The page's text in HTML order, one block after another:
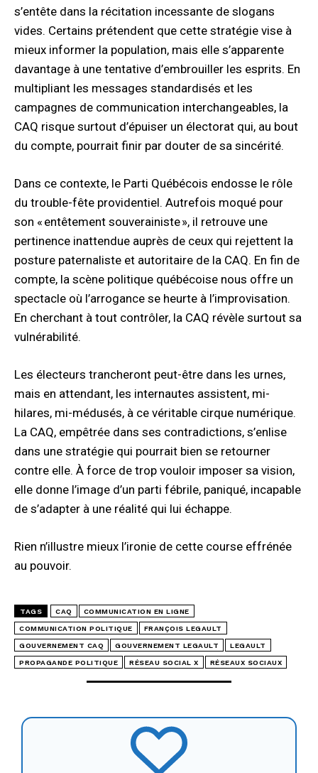
s’entête dans la récitation incessante de slogans
vides. Certains prétendent que cette stratégie vise à
mieux informer la population, mais elle s’apparente
davantage à une tentative d’embrouiller les esprits. En
multipliant les messages standardisés et les
campagnes de communication interchangeables, la
CAQ risque surtout d’épuiser un électorat qui, au bout
du compte, pourrait finir par douter de sa sincérité.
Dans ce contexte, le Parti Québécois endosse le rôle
du trouble-fête providentiel. Autrefois moqué pour
son « entêtement souverainiste », il retrouve une
pertinence inattendue auprès de ceux qui rejettent la
posture paternaliste et autoritaire de la CAQ. En fin de
compte, la scène politique québécoise nous offre un
spectacle où l’arrogance se heurte à l’improvisation.
En cherchant à tout contrôler, la CAQ révèle surtout sa
vulnérabilité.
Les électeurs trancheront peut-être dans les urnes,
mais en attendant, les internautes assistent, mi-
hilares, mi-médusés, à ce véritable cirque numérique.
La CAQ, empêtrée dans ses contradictions, s’enlise
dans une stratégie qui pourrait bien se retourner
contre elle. À force de trop vouloir imposer sa vision,
elle donne l’image d’un parti fébrile, paniqué, incapable
de s’adapter à une réalité qui lui échappe.
Rien n’illustre mieux l’ironie de cette course effrénée
au pouvoir.
TAGS CAQ COMMUNICATION EN LIGNE
COMMUNICATION POLITIQUE FRANÇOIS LEGAULT
GOUVERNEMENT CAQ GOUVERNEMENT LEGAULT LEGAULT
PROPAGANDE POLITIQUE RÉSEAU SOCIAL X RÉSEAUX SOCIAUX